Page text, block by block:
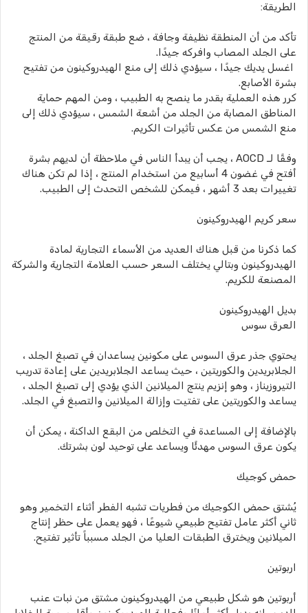
الطريقة:
تأكد من أن المنطقة نظيفة وجافة ، ضع طبقة رقيقة من المنتج
على الجلد المصاب وافركه جيدًا.
اغسل يديك جيدًا ، سيؤدي ذلك إلى منع الهيدروكينون من تفتيح
بشرة الأصابع.
كرر هذه العملية بقدر ما ينصح به الطبيب ، ومن المهم حماية
المناطق المصابة من الجلد من أشعة الشمس ، سيؤدي ذلك إلى
منع الشمس من عكس تأثيرات الكريم.
وفقًا لـ AOCD ، يجب أن يبدأ الناس في ملاحظة أن لديهم بشرة
أفتح في غضون 4 أسابيع من استخدام المنتج ، إذا لم تكن هناك
تغييرات بعد 3 أشهر ، فيمكن للشخص التحدث إلى الطبيب.
سعر كريم الهيدروكينون
كما ذكرنا من قبل هناك العديد من الأسماء التجارية لمادة
الهيدروكينون وبتالي يختلف السعر حسب العلامة التجارية والشركة
المصنعة للكريم.
بديل الهيدروكينون
العرق سوس
يحتوي جذر عرق السوس على مكونين يساعدان في تصبغ الجلد ،
الجلابريدين والكوريتين ، حيث يساعد الجلابريدين على إعادة تدريب
التيروزيناز ، وهو إنزيم ينتج الميلانين الذي يؤدي إلى تصبغ الجلد ،
يساعد والكوريتين على تفتيت وإزالة الميلانين والتصبغ في الجلد.
بالإضافة إلى المساعدة في التخلص من البقع الداكنة ، يمكن أن
يكون عرق السوس مهدئًا ويساعد على توحيد لون بشرتك.
حمض كوجيك
يُشتق حمض الكوجيك من فطريات تشبه الفطر أثناء التخمير وهو
ثاني أكثر عامل تفتيح طبيعي شيوعًا ، فهو يعمل على حظر إنتاج
الميلانين ويخترق الطبقات العليا من الجلد مسبباً تأثير تفتيح.
اربوتين
أربوتين هو شكل طبيعي من الهيدروكينون مشتق من نبات عنب